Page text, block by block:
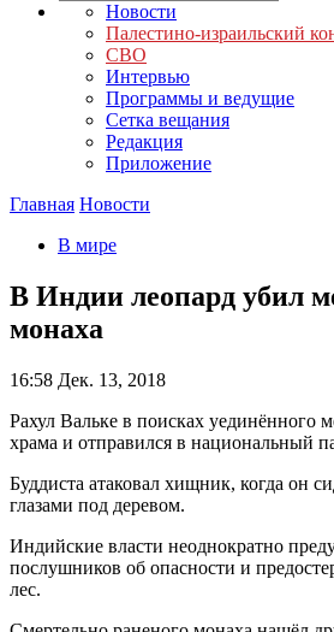
Новости
Палестино-израильский
СВО
Интервью
Программы и ведущие
Сетка вещания
Редакция
Приложение
Главная Новости
В мире
В Индии леопард убил
монаха
16:58 Дек. 13, 2018
Рахул Вальке в поисках уединённого
храма и отправился в национальный
Буддиста атаковал хищник, когда он
глазами под деревом.
Индийские власти неоднократно
послушников об опасности и
лес.